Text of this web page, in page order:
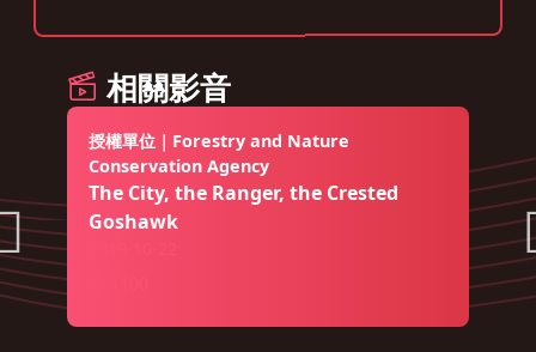
相關影音
授權單位｜Forestry and Nature
Conservation Agency
The City, the Ranger, the Crested
Goshawk